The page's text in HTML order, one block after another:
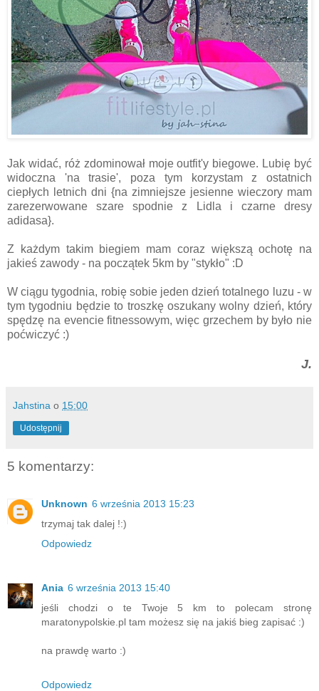
Jak widać, róż zdominował moje outfit'y biegowe. Lubię być
widoczna 'na trasie', poza tym korzystam z ostatnich
ciepłych letnich dni {na zimniejsze jesienne wieczory mam
zarezerwowane szare spodnie z Lidla i czarne dresy
adidasa}.
Z każdym takim biegiem mam coraz większą ochotę na
jakieś zawody - na początek 5km by "stykło" :D
W ciągu tygodnia, robię sobie jeden dzień totalnego luzu - w
tym tygodniu będzie to troszkę oszukany wolny dzień, który
spędzę na evencie fitnessowym, więc grzechem by było nie
poćwiczyć :)
J.
Jahstina o 15:00
Udostępnij
5 komentarzy:
Unknown 6 września 2013 15:23
trzymaj tak dalej !:)
Odpowiedz
Ania 6 września 2013 15:40
jeśli chodzi o te Twoje 5 km to polecam stronę
maratonypolskie.pl tam możesz się na jakiś bieg zapisać :)
na prawdę warto :)
Odpowiedz